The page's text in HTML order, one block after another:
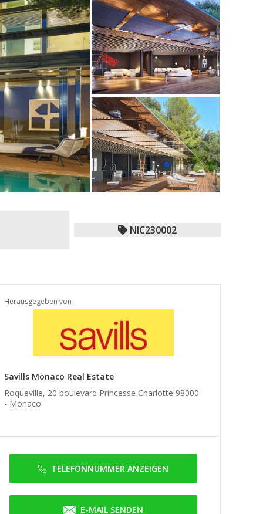
NIC230002
Herausgegeben von
Savills Monaco Real Estate
Roqueville, 20 boulevard Princesse Charlotte 98000
- Monaco
TELEFONNUMMER ANZEIGEN
E-MAIL SENDEN